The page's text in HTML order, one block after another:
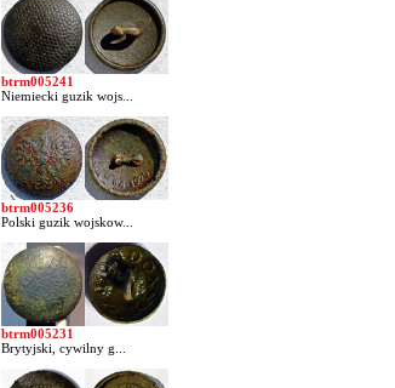
btrm005241
Niemiecki guzik wojs...
btrm005236
Polski guzik wojskow...
btrm005231
Brytyjski, cywilny g...